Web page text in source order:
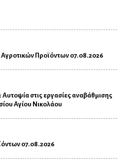
Αγροτικών Προϊόντων 07.08.2026
Αυτοψία στις εργασίες αναβάθμισης
Αγίου Νικολάου
07.08.2026